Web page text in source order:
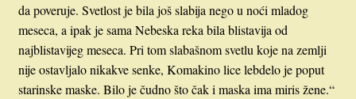
da poveruje. Svetlost je bila još slabija nego u noći mladog
meseca, a ipak je sama Nebeska reka bila blistavija od
najblistavijeg meseca. Pri tom slabašnom svetlu koje na zemlji
nije ostavljalo nikakve senke, Komakino lice lebdelo je poput
starinske maske. Bilo je čudno što čak i maska ima miris žene.“